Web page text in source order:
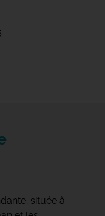
située à